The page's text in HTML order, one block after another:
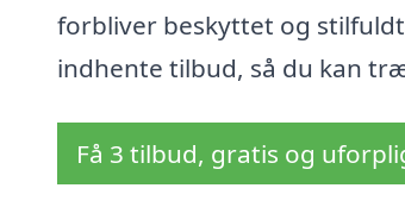
forbliver beskyttet og
indhente tilbud, så du kan
Få 3 tilbud, gratis og